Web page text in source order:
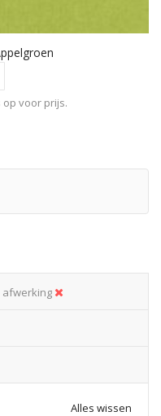
op voor prijs.
afwerking
Alles wissen